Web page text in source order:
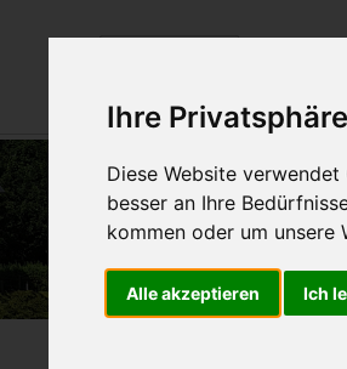
Ihre
Diese Website
besser an Ihre
kommen oder um unsere
Alle akzeptieren Ich